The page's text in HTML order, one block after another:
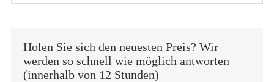
Holen Sie sich den neuesten Preis? Wir
werden so schnell wie möglich antworten
(innerhalb von 12 Stunden)